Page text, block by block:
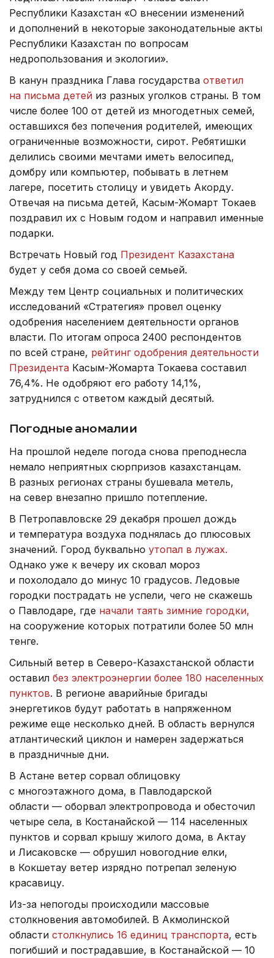
Республики Казахстан «О внесении изменений
и дополнений в некоторые законодательные акты
Республики Казахстан по вопросам
недропользования и экологии».
В канун праздника Глава государства ответил
на письма детей из разных уголков страны. В том
числе более 100 от детей из многодетных семей,
оставшихся без попечения родителей, имеющих
ограниченные возможности, сирот. Ребятишки
делились своими мечтами иметь велосипед,
домбру или компьютер, побывать в летнем
лагере, посетить столицу и увидеть Акорду.
Отвечая на письма детей, Касым-Жомарт Токаев
поздравил их с Новым годом и направил именные
подарки.
Встречать Новый год Президент Казахстана
будет у себя дома со своей семьей.
Между тем Центр социальных и политических
исследований «Стратегия» провел оценку
одобрения населением деятельности органов
власти. По итогам опроса 2400 респондентов
по всей стране, рейтинг одобрения деятельности
Президента Касым-Жомарта Токаева составил
76,4%. Не одобряют его работу 14,1%,
затруднился с ответом каждый десятый.
Погодные аномалии
На прошлой неделе погода снова преподнесла
немало неприятных сюрпризов казахстанцам.
В разных регионах страны бушевала метель,
на север внезапно пришло потепление.
В Петропавловске 29 декабря прошел дождь
и температура воздуха поднялась до плюсовых
значений. Город буквально утопал в лужах.
Однако уже к вечеру их сковал мороз
и похолодало до минус 10 градусов. Ледовые
городки пострадать не успели, чего не скажешь
о Павлодаре, где начали таять зимние городки,
на сооружение которых потратили более 50 млн
тенге.
Сильный ветер в Северо-Казахстанской области
оставил без электроэнергии более 180 населенных
пунктов. В регионе аварийные бригады
энергетиков будут работать в напряженном
режиме еще несколько дней. В область вернулся
атлантический циклон и намерен задержаться
в праздничные дни.
В Астане ветер сорвал облицовку
с многоэтажного дома, в Павлодарской
области — оборвал электропровода и обесточил
четыре села, в Костанайской — 114 населенных
пунктов и сорвал крышу жилого дома, в Актау
и Лисаковске — обрушил новогодние елки,
в Кокшетау ветер изрядно потрепал зеленую
красавицу.
Из-за непогоды происходили массовые
столкновения автомобилей. В Акмолинской
области столкнулись 16 единиц транспорта, есть
погибший и пострадавшие, в Костанайской — 10